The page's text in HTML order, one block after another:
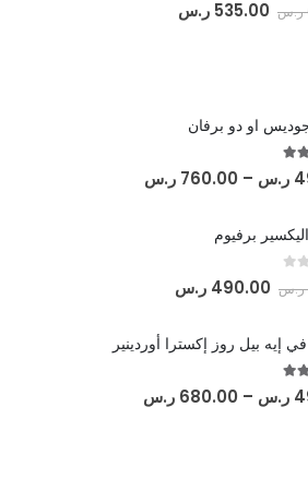
ر.س 535.00 ر.س
او دو برفان
ر.س –
760.00 ر.س
برفيوم
ر.س 490.00 ر.س
إيه بيل روز إكسترا أوردينير
ر.س –
680.00 ر.س